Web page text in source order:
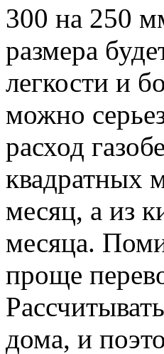
300 на 250
размера
легкости и
можно
расход
квадратных
месяц, а из
месяца.
проще
дома, и